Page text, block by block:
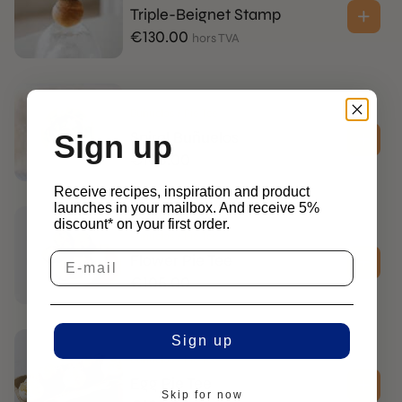
Triple-Beignet Stamp
€130.00 hors TVA
Spiral Buñuelos
€105.00
€105.00 hors TVA
Buñuelos / Pie Tee
Sign up
Receive recipes, inspiration and product
launches in your mailbox. And receive 5%
discount* on your first order.
Sign up
Skip for now